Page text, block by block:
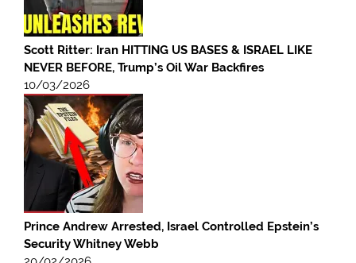
Scott Ritter: Iran HITTING US BASES & ISRAEL LIKE
NEVER BEFORE, Trump’s Oil War Backfires
10/03/2026
Prince Andrew Arrested, Israel Controlled Epstein’s
Security Whitney Webb